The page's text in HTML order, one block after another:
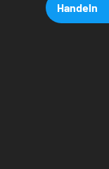
Handeln